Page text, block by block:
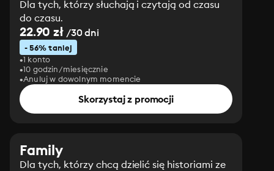
Dla tych, którzy słuchają i czytają od czasu
do czasu.
22.90 zł/30 dni
- 56% taniej
1 konto
10 godzin/miesięcznie
Anuluj w dowolnym momencie
Skorzystaj z promocji
Family
Dla tych, którzy chcą dzielić się historiami ze